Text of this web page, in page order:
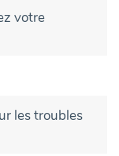
votre
les troubles